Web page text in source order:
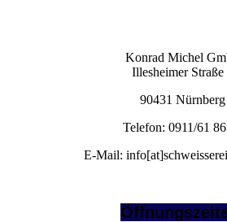
Konrad Michel
Illesheimer Straße
90431 Nürnberg
Telefon: 0911/61
E-Mail: